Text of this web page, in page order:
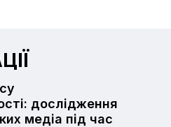
дослідження
медіа під час